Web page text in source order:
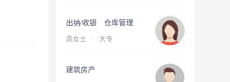
出纳∕收银 仓库管理
高女士 · 大专
建筑房产